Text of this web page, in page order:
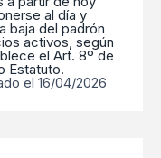
al día y
baja del padrón
activos, según
el Art. 8º de
Estatuto.
el 16/04/2026